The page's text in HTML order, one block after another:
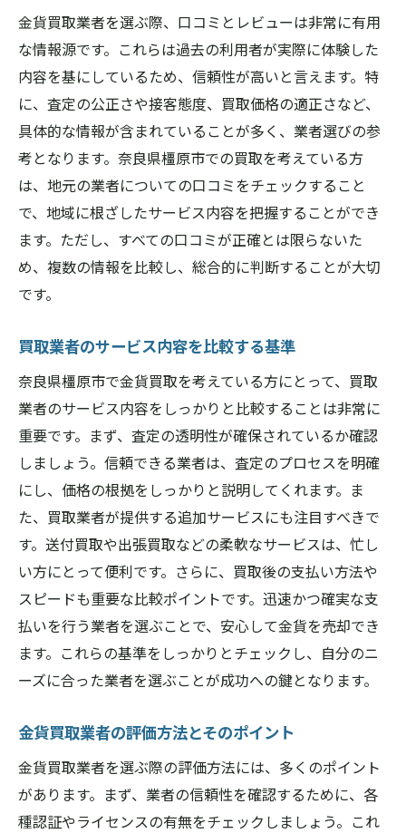
金貨買取業者を選ぶ際、口コミとレビューは非常に有用
な情報源です。これらは過去の利用者が実際に体験した
内容を基にしているため、信頼性が高いと言えます。特
に、査定の公正さや接客態度、買取価格の適正さなど、
具体的な情報が含まれていることが多く、業者選びの参
考となります。奈良県橿原市での買取を考えている方
は、地元の業者についての口コミをチェックすること
で、地域に根ざしたサービス内容を把握することができ
ます。ただし、すべての口コミが正確とは限らないた
め、複数の情報を比較し、総合的に判断することが大切
です。
買取業者のサービス内容を比較する基準
奈良県橿原市で金貨買取を考えている方にとって、買取
業者のサービス内容をしっかりと比較することは非常に
重要です。まず、査定の透明性が確保されているか確認
しましょう。信頼できる業者は、査定のプロセスを明確
にし、価格の根拠をしっかりと説明してくれます。ま
た、買取業者が提供する追加サービスにも注目すべきで
す。送付買取や出張買取などの柔軟なサービスは、忙し
い方にとって便利です。さらに、買取後の支払い方法や
スピードも重要な比較ポイントです。迅速かつ確実な支
払いを行う業者を選ぶことで、安心して金貨を売却でき
ます。これらの基準をしっかりとチェックし、自分のニ
ーズに合った業者を選ぶことが成功への鍵となります。
金貨買取業者の評価方法とそのポイント
金貨買取業者を選ぶ際の評価方法には、多くのポイント
があります。まず、業者の信頼性を確認するために、各
種認証やライセンスの有無をチェックしましょう。これ